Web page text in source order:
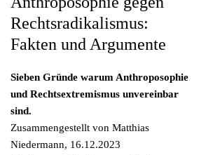
Rechtsradikalismus:
Fakten und Argumente
Sieben Gründe warum Anthroposophie
und Rechtsextremismus unvereinbar
sind.
Zusammengestellt von Matthias
Niedermann, 16.12.2023